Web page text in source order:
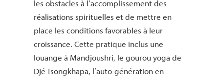
les obstacles à l’accomplissement des
réalisations spirituelles et de mettre en
place les conditions favorables à leur
croissance. Cette pratique inclus une
louange à Mandjoushri, le gourou yoga de
Djé Tsongkhapa, l’auto-génération en